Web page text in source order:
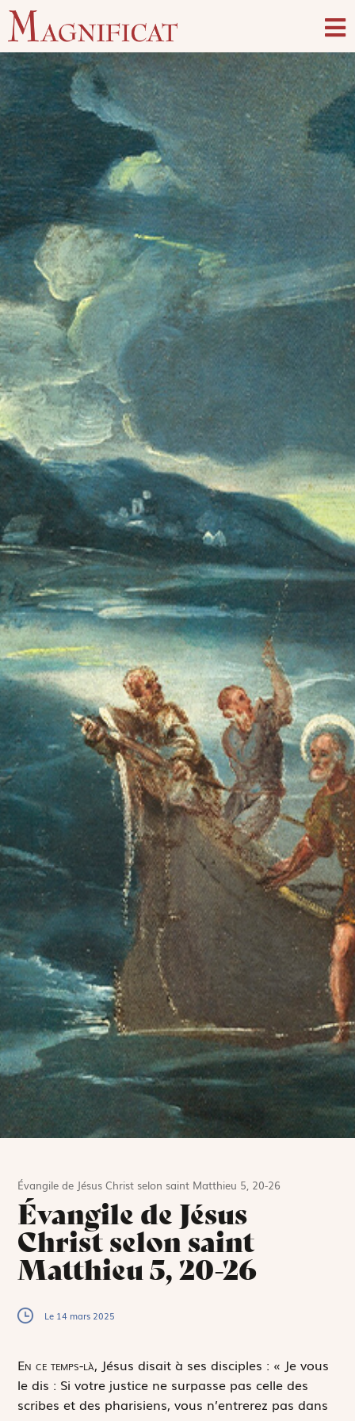
Évangile de Jésus Christ selon saint Matthieu 5, 20-26
Évangile de Jésus
Christ selon saint
Matthieu 5, 20-26
Le 14 mars 2025
En ce temps-là, Jésus disait à ses disciples : « Je vous
le dis : Si votre justice ne surpasse pas celle des
scribes et des pharisiens, vous n’entrerez pas dans